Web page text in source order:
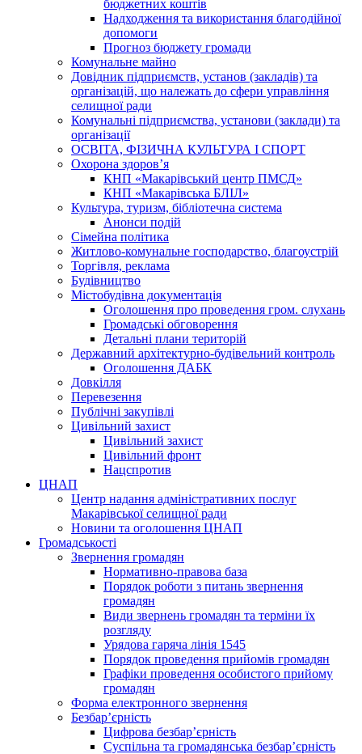
бюджетних коштів
Надходження та використання благодійної
допомоги
Прогноз бюджету громади
Комунальне майно
Довідник підприємств, установ (закладів) та
організацій, що належать до сфери управління
селищної ради
Комунальні підприємства, установи (заклади) та
організації
ОСВІТА, ФІЗИЧНА КУЛЬТУРА І СПОРТ
Охорона здоров’я
КНП «Макарівський центр ПМСД»
КНП «Макарівська БЛІЛ»
Культура, туризм, бібліотечна система
Анонси подій
Сімейна політика
Житлово-комунальне господарство, благоустрій
Торгівля, реклама
Будівництво
Містобудівна документація
Оголошення про проведення гром. слухань
Громадські обговорення
Детальні плани територій
Державний архітектурно-будівельний контроль
Оголошення ДАБК
Довкілля
Перевезення
Публічні закупівлі
Цивільний захист
Цивільний захист
Цивільний фронт
Нацспротив
ЦНАП
Центр надання адміністративних послуг
Макарівської селищної ради
Новини та оголошення ЦНАП
Громадськості
Звернення громадян
Нормативно-правова база
Порядок роботи з питань звернення
громадян
Види звернень громадян та терміни їх
розгляду
Урядова гаряча лінія 1545
Порядок проведення прийомів громадян
Графіки проведення особистого прийому
громадян
Форма електронного звернення
Безбар’єрність
Цифрова безбар’єрність
Суспільна та громадянська безбар’єрність